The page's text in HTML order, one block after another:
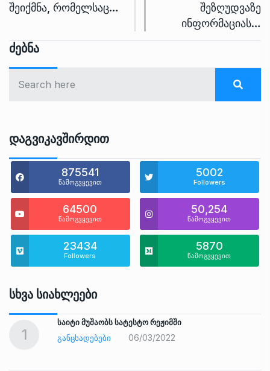
შეიქმნა, რომელსაც…
შეზღუდვაზე
ინფორმაციას…
Ძებნა
Დაგვიკავშირდით
875541
წამოგვყევით
5002
Followers
64500
წამოგვყევით
50,254
წამოგვყევით
23434
Followers
5870
წამოგვყევით
Სხვა Სიახლეები
1
საიტი მუშაობს სატესტო რეჟიმში
ᲒᲐᲜᲪᲮᲐᲓᲔᲑᲔᲑᲘ
06/03/2022